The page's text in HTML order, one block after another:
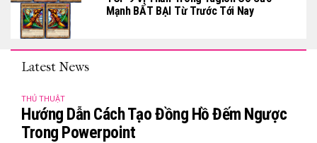
Mạnh BẤT BẠI Từ Trước Tới Nay
Latest News
THỦ THUẬT
Hướng Dẫn Cách Tạo Đồng Hồ Đếm Ngược
Trong Powerpoint